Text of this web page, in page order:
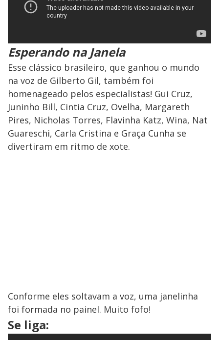
Esperando na Janela
Esse clássico brasileiro, que ganhou o mundo
na voz de Gilberto Gil, também foi
homenageado pelos especialistas! Gui Cruz,
Juninho Bill, Cintia Cruz, Ovelha, Margareth
Pires, Nicholas Torres, Flavinha Katz, Wina, Nat
Guareschi, Carla Cristina e Graça Cunha se
divertiram em ritmo de xote.
Conforme eles soltavam a voz, uma janelinha
foi formada no painel. Muito fofo!
Se liga: